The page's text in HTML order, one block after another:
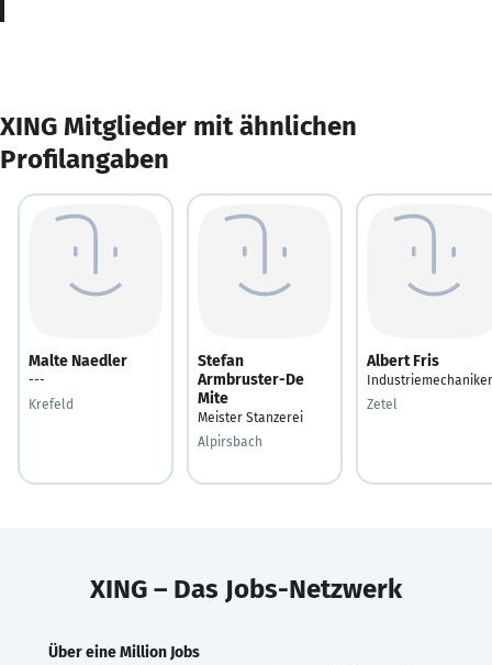
XING Mitglieder mit ähnlichen
Profilangaben
Malte Naedler
---
Krefeld
Stefan
Armbruster-De
Mite
Meister Stanzerei
Alpirsbach
Albert Fris
Industriemechaniker
Zetel
XING – Das Jobs-Netzwerk
Über eine Million Jobs